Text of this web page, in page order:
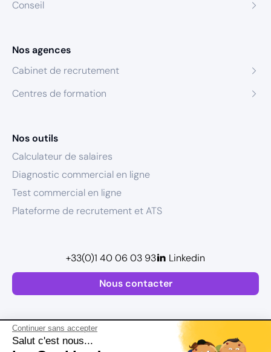
Continuer sans accepter
Salut c'est nous...
Conseil
Nos agences
Cabinet de recrutement
Centres de formation
Nos outils
Calculateur de salaires
Diagnostic commercial en ligne
Test commercial en ligne
Plateforme de recrutement et ATS
Nous contacter
+33(0)1 40 06 03 93 Linkedin